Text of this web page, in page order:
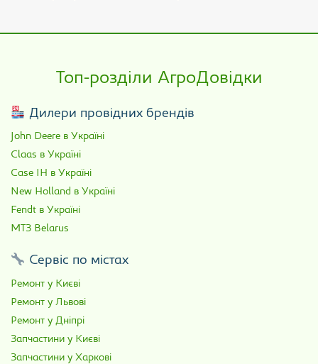
Топ-розділи АгроДовідки
Дилери провідних брендів
John Deere в Україні
Claas в Україні
Case IH в Україні
New Holland в Україні
Fendt в Україні
МТЗ Belarus
Сервіс по містах
Ремонт у Києві
Ремонт у Львові
Ремонт у Дніпрі
Запчастини у Києві
Запчастини у Харкові